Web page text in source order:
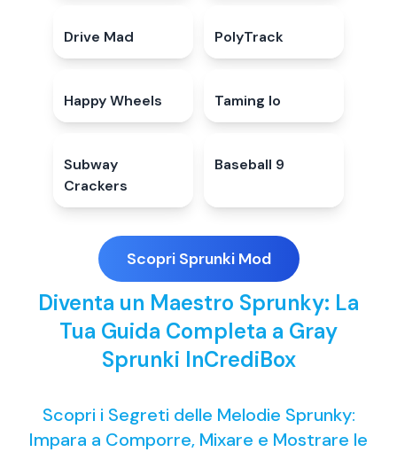
Drive Mad PolyTrack
4.6★
Happy Wheels Taming Io
Subway
Crackers
Baseball 9
Scopri Sprunki Mod
Diventa un Maestro Sprunky: La
Tua Guida Completa a Gray
Sprunki InCrediBox
Scopri i Segreti delle Melodie Sprunky:
Impara a Comporre, Mixare e Mostrare le